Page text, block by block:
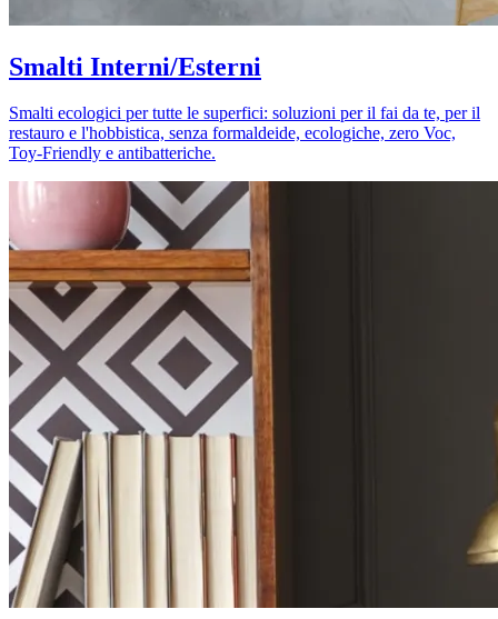
Smalti Interni/Esterni
Smalti ecologici per tutte le superfici: soluzioni per il fai da te, per il
restauro e l'hobbistica, senza formaldeide, ecologiche, zero Voc,
Toy-Friendly e antibatteriche.